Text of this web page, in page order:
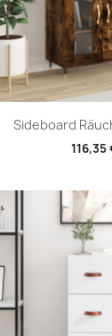
Sideboard
116,35
